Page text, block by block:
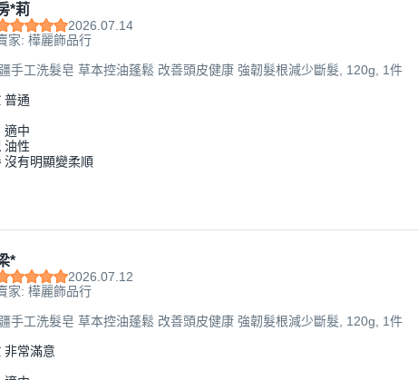
*莉
2026.07.14
家: 樺麗飾品行
手工洗髮皂 草本控油蓬鬆 改善頭皮健康 強韌髮根減少斷髮, 120g, 1件
普通
適中
油性
沒有明顯變柔順
*
2026.07.12
家: 樺麗飾品行
手工洗髮皂 草本控油蓬鬆 改善頭皮健康 強韌髮根減少斷髮, 120g, 1件
非常滿意